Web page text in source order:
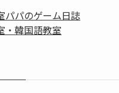
パパのゲーム日誌
・韓国語教室